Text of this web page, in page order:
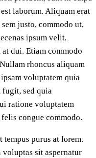
laborum. Aliquam erat
justo, commodo ut,
ipsum velit,
dui. Etiam commodo
rhoncus aliquam
voluptatem quia
fugit, sed quia
ratione voluptatem
congue commodo.
tempus purus at lorem.
sit aspernatur